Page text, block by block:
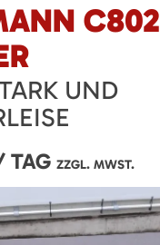
C802
UND
TAG ZZGL. MWST.